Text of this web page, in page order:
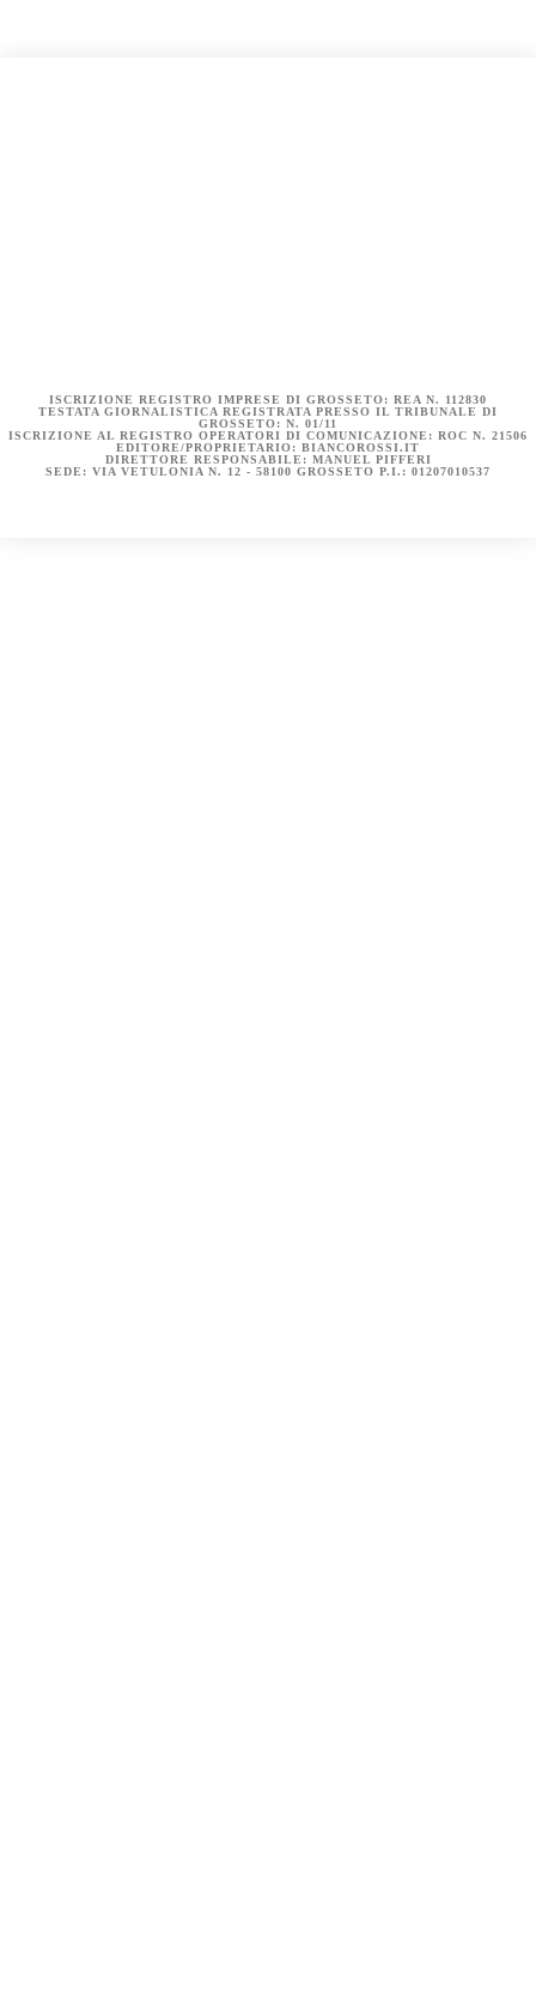
ISCRIZIONE REGISTRO IMPRESE DI GROSSETO: REA N. 112830
TESTATA GIORNALISTICA REGISTRATA PRESSO IL TRIBUNALE DI
GROSSETO: N. 01/11
ISCRIZIONE AL REGISTRO OPERATORI DI COMUNICAZIONE: ROC N. 21506
EDITORE/PROPRIETARIO: BIANCOROSSI.IT
DIRETTORE RESPONSABILE: MANUEL PIFFERI
SEDE: VIA VETULONIA N. 12 - 58100 GROSSETO P.I.: 01207010537